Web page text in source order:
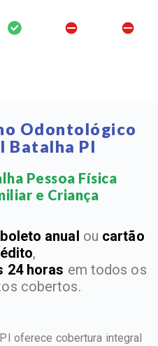
Odontológico
Batalha PI
Pessoa Física
e Criança​
boleto anual ou cartão
,
24 horas em todos os
cobertos.
oferece cobertura integral